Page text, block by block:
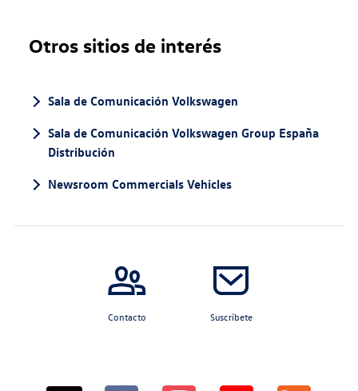
Otros sitios de interés
Sala de Comunicación Volkswagen
Sala de Comunicación Volkswagen Group España
Distribución
Newsroom Commercials Vehicles
Contacto Suscríbete